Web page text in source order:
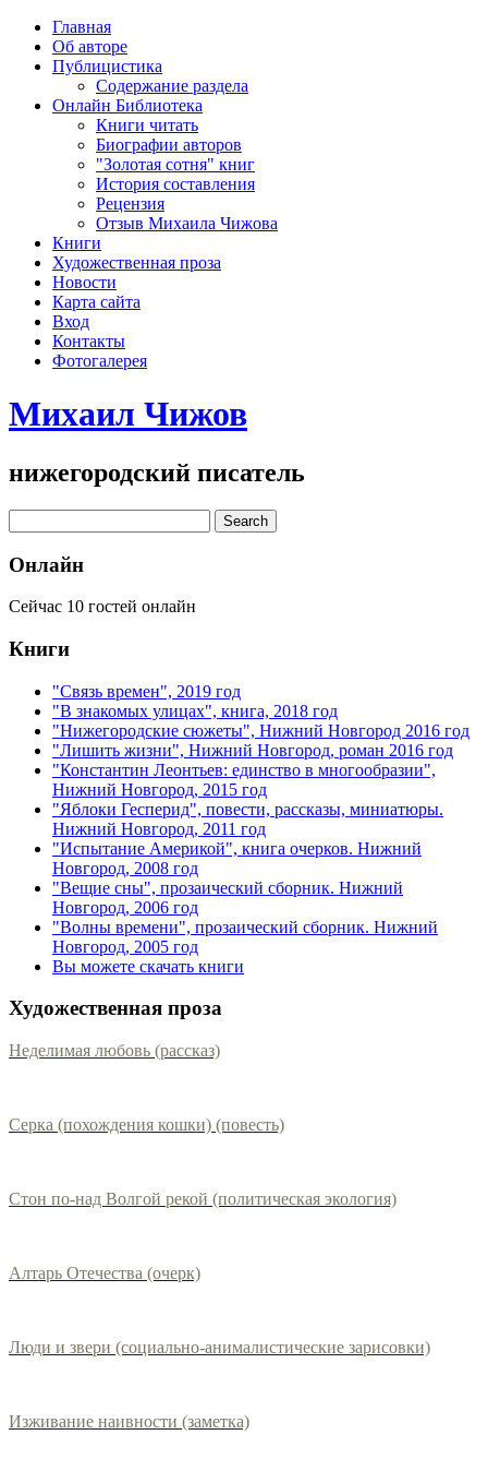
Главная
Об авторе
Публицистика
Содержание раздела
Онлайн Библиотека
Книги читать
Биографии авторов
"Золотая сотня" книг
История составления
Рецензия
Отзыв Михаила Чижова
Книги
Художественная проза
Новости
Карта сайта
Вход
Контакты
Фотогалерея
Михаил Чижов
нижегородский писатель
Онлайн
Сейчас 10 гостей онлайн
Книги
"Связь времен", 2019 год
"В знакомых улицах", книга, 2018 год
"Нижегородские сюжеты", Нижний Новгород 2016 год
"Лишить жизни", Нижний Новгород, роман 2016 год
"Константин Леонтьев: единство в многообразии",
Нижний Новгород, 2015 год
"Яблоки Гесперид", повести, рассказы, миниатюры.
Нижний Новгород, 2011 год
"Испытание Америкой", книга очерков. Нижний
Новгород, 2008 год
"Вещие сны", прозаический сборник. Нижний
Новгород, 2006 год
"Волны времени", прозаический сборник. Нижний
Новгород, 2005 год
Вы можете скачать книги
Художественная проза
Неделимая любовь (рассказ)
Серка (похождения кошки) (повесть)
Стон по-над Волгой рекой (политическая экология)
Алтарь Отечества (очерк)
Люди и звери (социально-анималистические зарисовки)
Изживание наивности (заметка)